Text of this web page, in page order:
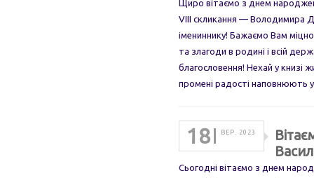
Щиро вітаємо з днем
VIII скликання — Володимира
імениннику! Бажаємо Вам
та злагоди в родині і всій
благословення! Нехай у книзі
промені радості наповнюють
18 ВЕР. 2023
Сьогодні вітаємо з днем